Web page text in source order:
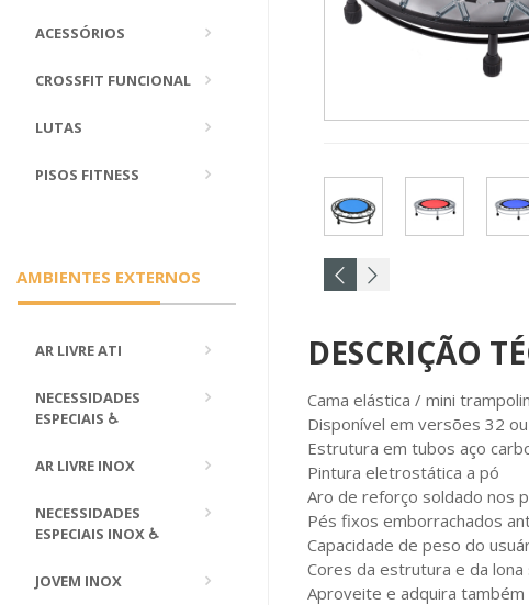
ACESSÓRIOS
CROSSFIT FUNCIONAL
LUTAS
PISOS FITNESS
AMBIENTES EXTERNOS
AR LIVRE ATI
NECESSIDADES
ESPECIAIS ♿
AR LIVRE INOX
NECESSIDADES
ESPECIAIS INOX ♿
JOVEM INOX
DESCRIÇÃO
Cama elástica / mini
Disponível em versões 32
Estrutura em tubos aço
Pintura eletrostática a pó
Aro de reforço soldado nos
Pés fixos emborrachados
Capacidade de peso do
Cores da estrutura e da lona
Aproveite e adquira